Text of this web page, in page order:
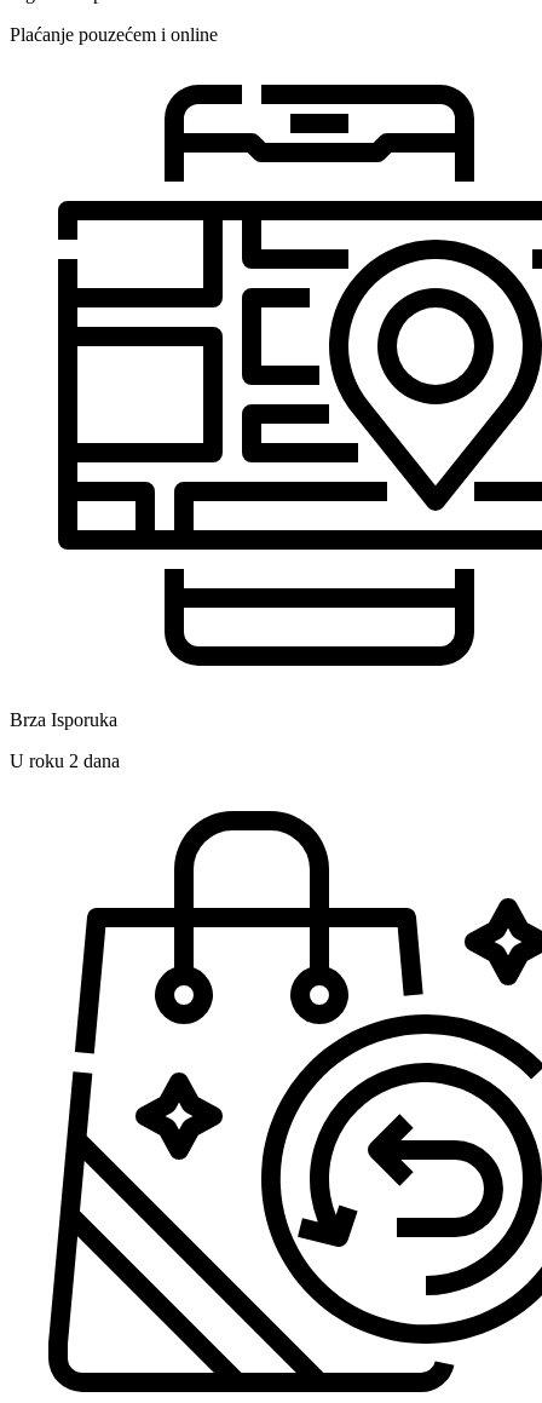
Plaćanje pouzećem i online
Brza Isporuka
U roku 2 dana